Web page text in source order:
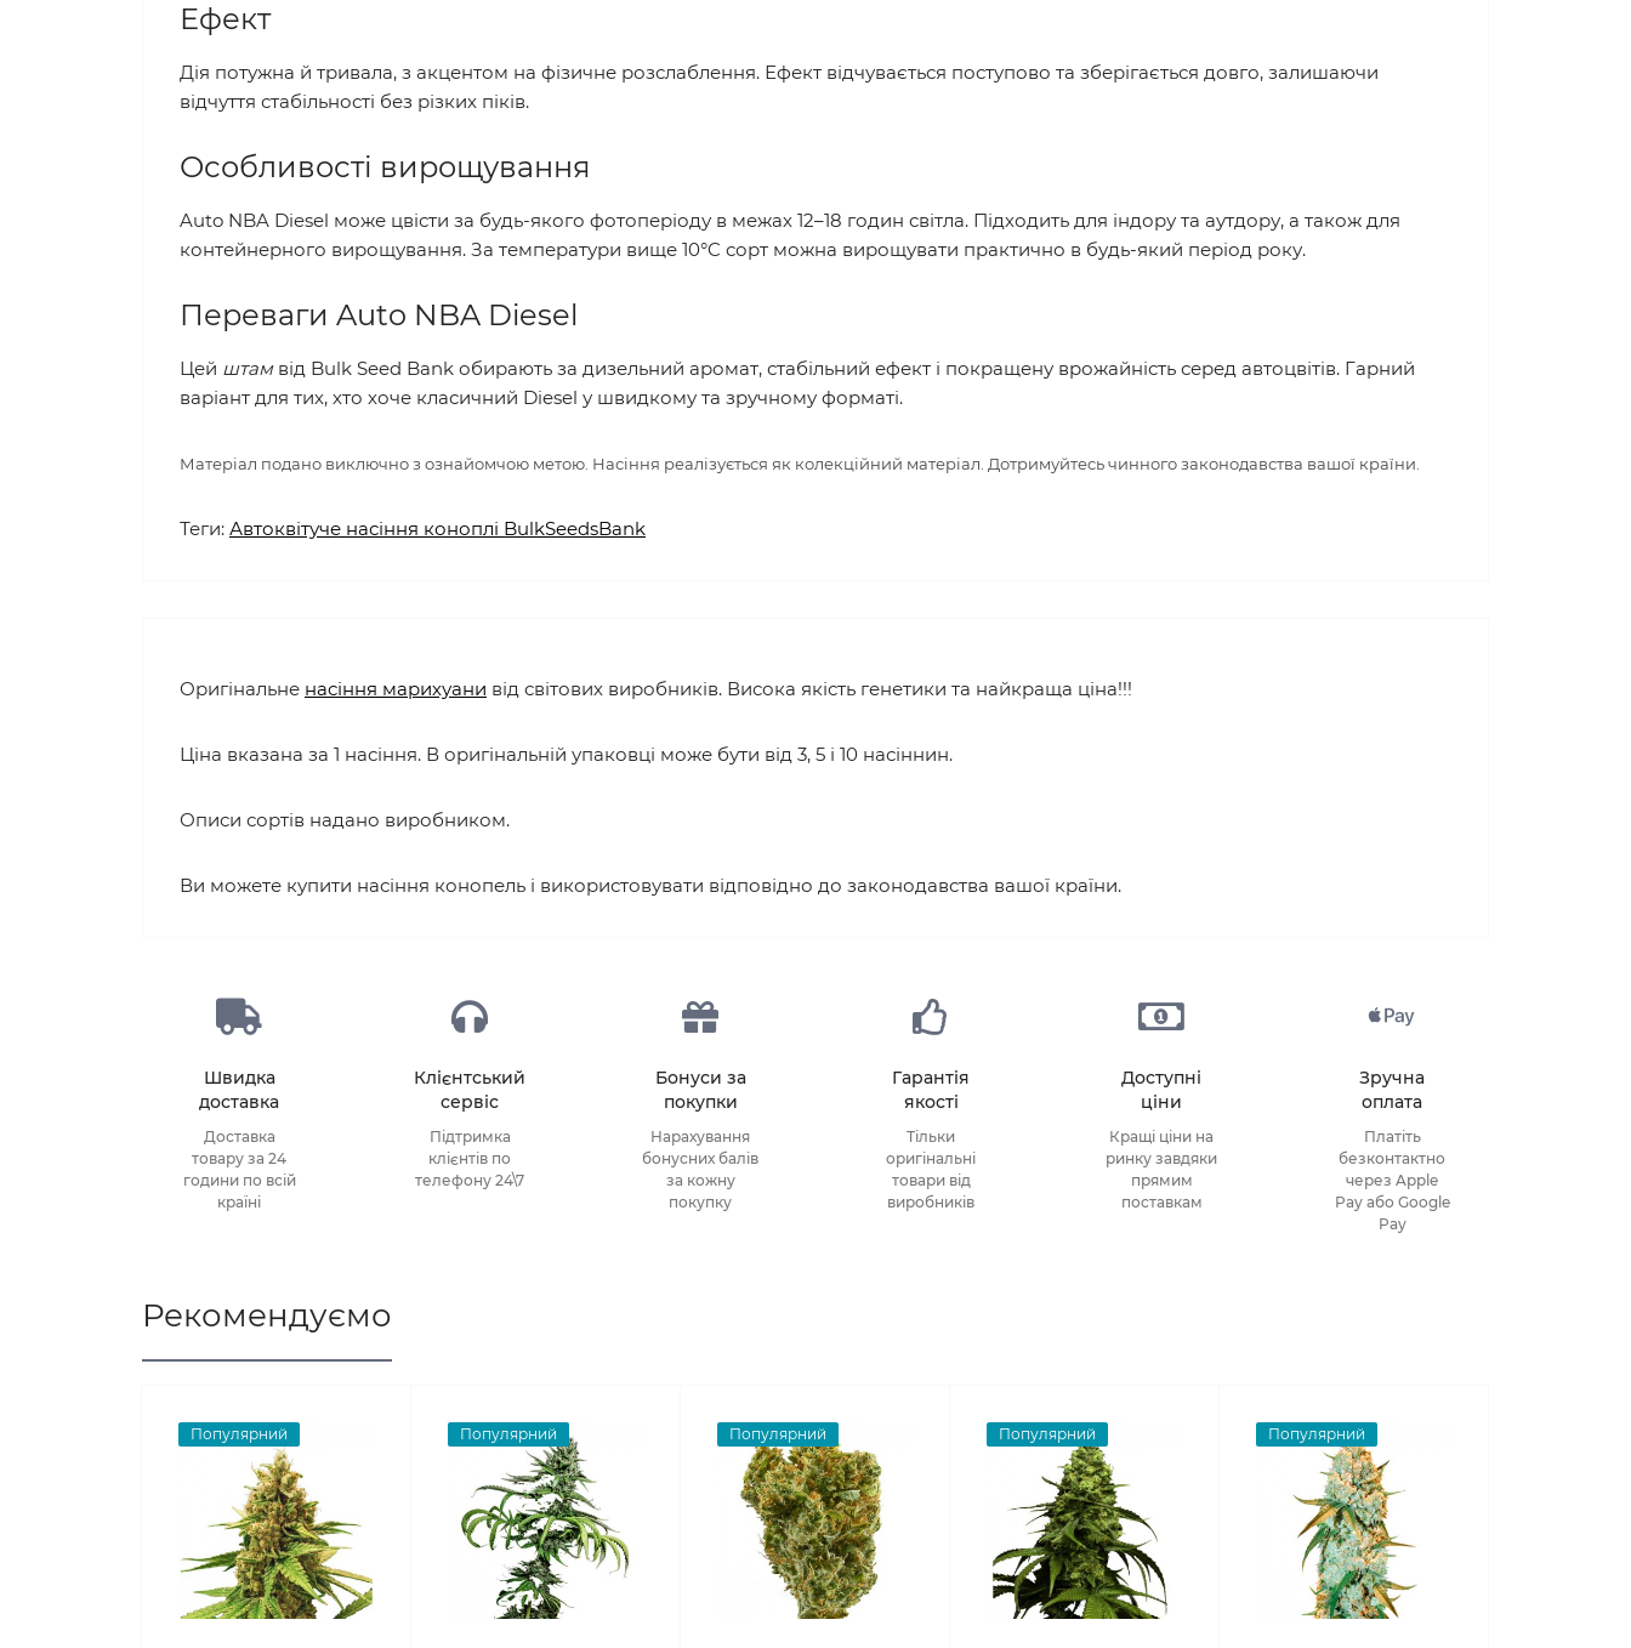
Ефект
Дія потужна й тривала, з акцентом на фізичне розслаблення. Ефект відчувається поступово та зберігається довго, залишаючи
відчуття стабільності без різких піків.
Особливості вирощування
Auto NBA Diesel може цвісти за будь-якого фотоперіоду в межах 12–18 годин світла. Підходить для індору та аутдору, а також для
контейнерного вирощування. За температури вище 10°C сорт можна вирощувати практично в будь-який період року.
Переваги Auto NBA Diesel
Цей штамвід Bulk Seed Bank обирають за дизельний аромат, стабільний ефект і покращену врожайність серед автоцвітів. Гарний
варіант для тих, хто хоче класичний Diesel у швидкому та зручному форматі.
Матеріал подано виключно з ознайомчою метою. Насіння реалізується як колекційний матеріал. Дотримуйтесь чинного законодавства вашої країни.
Теги: Автоквітуче насіння коноплі BulkSeedsBank
Оригінальне насіння марихуани від світових виробників. Висока якість генетики та найкраща ціна!!!
Ціна вказана за 1 насіння. В оригінальній упаковці може бути від 3, 5 і 10 насіннин.
Описи сортів надано виробником.
Ви можете купити насіння конопель і використовувати відповідно до законодавства вашої країни.
Швидка
доставка
Доставка
товару за 24
години по всій
країні
Клієнтський
сервіс
Підтримка
клієнтів по
телефону 24\7
Бонуси за
покупки
Нарахування
бонусних балів
за кожну
покупку
Гарантія
якості
Тільки
оригінальні
товари від
виробників
Доступні
ціни
Кращі ціни на
ринку завдяки
прямим
поставкам
Зручна
оплата
Платіть
безконтактно
через Apple
Pay або Google
Pay
Рекомендуємо
Популярний Популярний Популярний Популярний Популярний